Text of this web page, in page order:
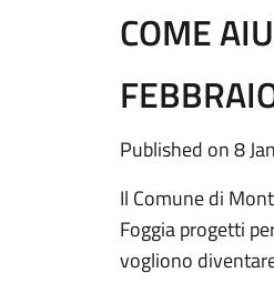
COME
Published on 8
Il Comune di
Foggia progetti
vogliono